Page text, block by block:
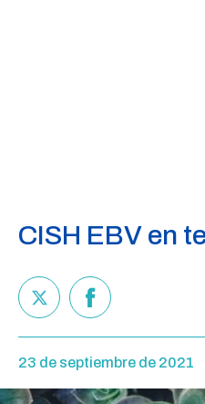
CISH EBV en
23 de septiembre de 2021